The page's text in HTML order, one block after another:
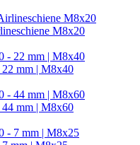
M8x20
mm | M8x40
mm | M8x60